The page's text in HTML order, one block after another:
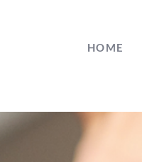
HOME